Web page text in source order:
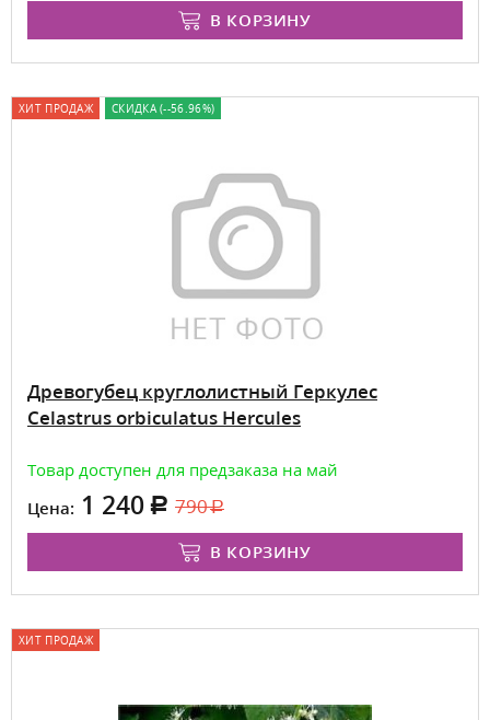
В КОРЗИНУ
ХИТ ПРОДАЖ СКИДКА (--56.96%)
Древогубец круглолистный Геркулес
Celastrus orbiculatus Hercules
Товар доступен для предзаказа на май
Цена: 1 240 790
В КОРЗИНУ
ХИТ ПРОДАЖ